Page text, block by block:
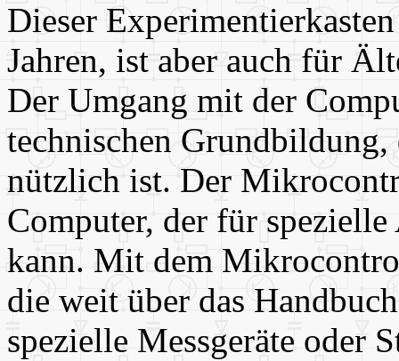
Dieser
Jahren, ist aber auch für
Der Umgang mit der
technischen
nützlich ist. Der
Computer, der für
kann. Mit dem
die weit über das
spezielle Messgeräte oder